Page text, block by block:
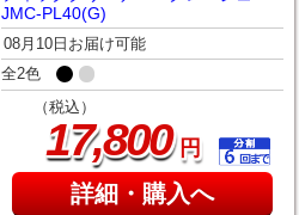
JMC-PL40(G)
08月10日お届け可能
全2色
（税込）
17,800円
詳細・購入へ